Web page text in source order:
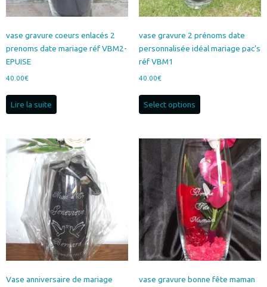
page
du
produit
vase gravure coeurs enlacés 2
prenoms date mariage réf VBM2-
EPUISE
40.00€
Lire la suite
vase gravure 2 prénoms date
personnalisée idéal mariage pac’s
réf VBM1
40.00€
Select options
Vase anniversaire de mariage vase gravure bonne fête maman